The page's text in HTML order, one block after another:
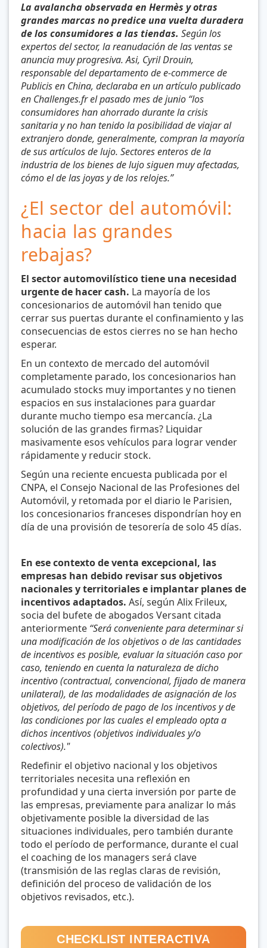
La avalancha observada en Hermès y otras
grandes marcas no predice una vuelta duradera
de los consumidores a las tiendas. Según los
expertos del sector, la reanudación de las ventas se
anuncia muy progresiva. Asi, Cyril Drouin,
responsable del departamento de e-commerce de
Publicis en China, declaraba en un artículo publicado
en Challenges.fr el pasado mes de junio “los
consumidores han ahorrado durante la crisis
sanitaria y no han tenido la posibilidad de viajar al
extranjero donde, generalmente, compran la mayoría
de sus artículos de lujo. Sectores enteros de la
industria de los bienes de lujo siguen muy afectadas,
cómo el de las joyas y de los relojes.”
¿El sector del automóvil:
hacia las grandes
rebajas?
El sector automovilístico tiene una necesidad
urgente de hacer cash. La mayoría de los
concesionarios de automóvil han tenido que
cerrar sus puertas durante el confinamiento y las
consecuencias de estos cierres no se han hecho
esperar.
En un contexto de mercado del automóvil
completamente parado, los concesionarios han
acumulado stocks muy importantes y no tienen
espacios en sus instalaciones para guardar
durante mucho tiempo esa mercancía. ¿La
solución de las grandes firmas? Liquidar
masivamente esos vehículos para lograr vender
rápidamente y reducir stock.
Según una reciente encuesta publicada por el
CNPA, el Consejo Nacional de las Profesiones del
Automóvil, y retomada por el diario le Parisien,
los concesionarios franceses dispondrían hoy en
día de una provisión de tesorería de solo 45 días.
En ese contexto de venta excepcional, las
empresas han debido revisar sus objetivos
nacionales y territoriales e implantar planes de
incentivos adaptados. Así, según Alix Frileux,
socia del bufete de abogados Versant citada
anteriormente “Será conveniente para determinar si
una modificación de los objetivos o de las cantidades
de incentivos es posible, evaluar la situación caso por
caso, teniendo en cuenta la naturaleza de dicho
incentivo (contractual, convencional, fijado de manera
unilateral), de las modalidades de asignación de los
objetivos, del período de pago de los incentivos y de
las condiciones por las cuales el empleado opta a
dichos incentivos (objetivos individuales y/o
colectivos)."
Redefinir el objetivo nacional y los objetivos
territoriales necesita una reflexión en
profundidad y una cierta inversión por parte de
las empresas, previamente para analizar lo más
objetivamente posible la diversidad de las
situaciones individuales, pero también durante
todo el período de performance, durante el cual
el coaching de los managers será clave
(transmisión de las reglas claras de revisión,
definición del proceso de validación de los
objetivos revisados, etc.).
CHECKLIST INTERACTIVA